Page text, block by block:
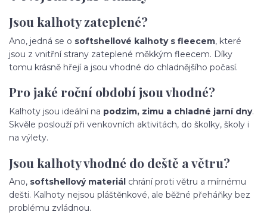
Jsou kalhoty zateplené?
Ano, jedná se o softshellové kalhoty s fleecem, které
jsou z vnitřní strany zateplené měkkým fleecem. Díky
tomu krásně hřejí a jsou vhodné do chladnějšího počasí.
Pro jaké roční období jsou vhodné?
Kalhoty jsou ideální na podzim, zimu a chladné jarní dny.
Skvěle poslouží při venkovních aktivitách, do školky, školy i
na výlety.
Jsou kalhoty vhodné do deště a větru?
Ano, softshellový materiál chrání proti větru a mírnému
dešti. Kalhoty nejsou pláštěnkové, ale běžné přeháňky bez
problému zvládnou.